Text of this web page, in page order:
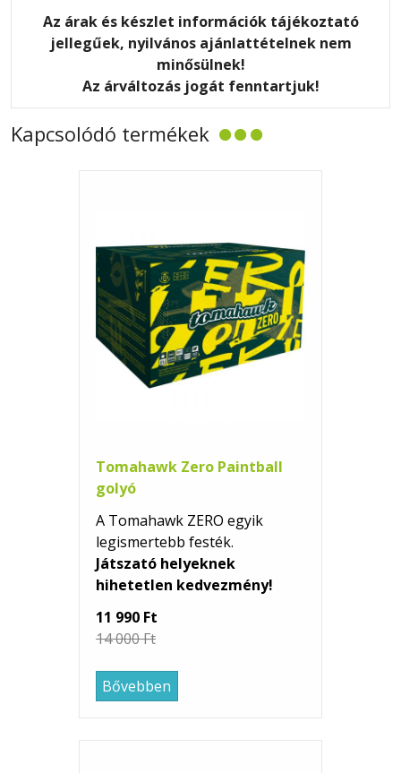
Az árak és készlet információk tájékoztató
jellegűek, nyilvános ajánlattételnek nem
minősülnek!
Az árváltozás jogát fenntartjuk!
Kapcsolódó termékek
Tomahawk Zero Paintball
golyó
A Tomahawk ZERO egyik
legismertebb festék.
Játszató helyeknek
hihetetlen kedvezmény!
11 990 Ft
14 000 Ft
Bővebben